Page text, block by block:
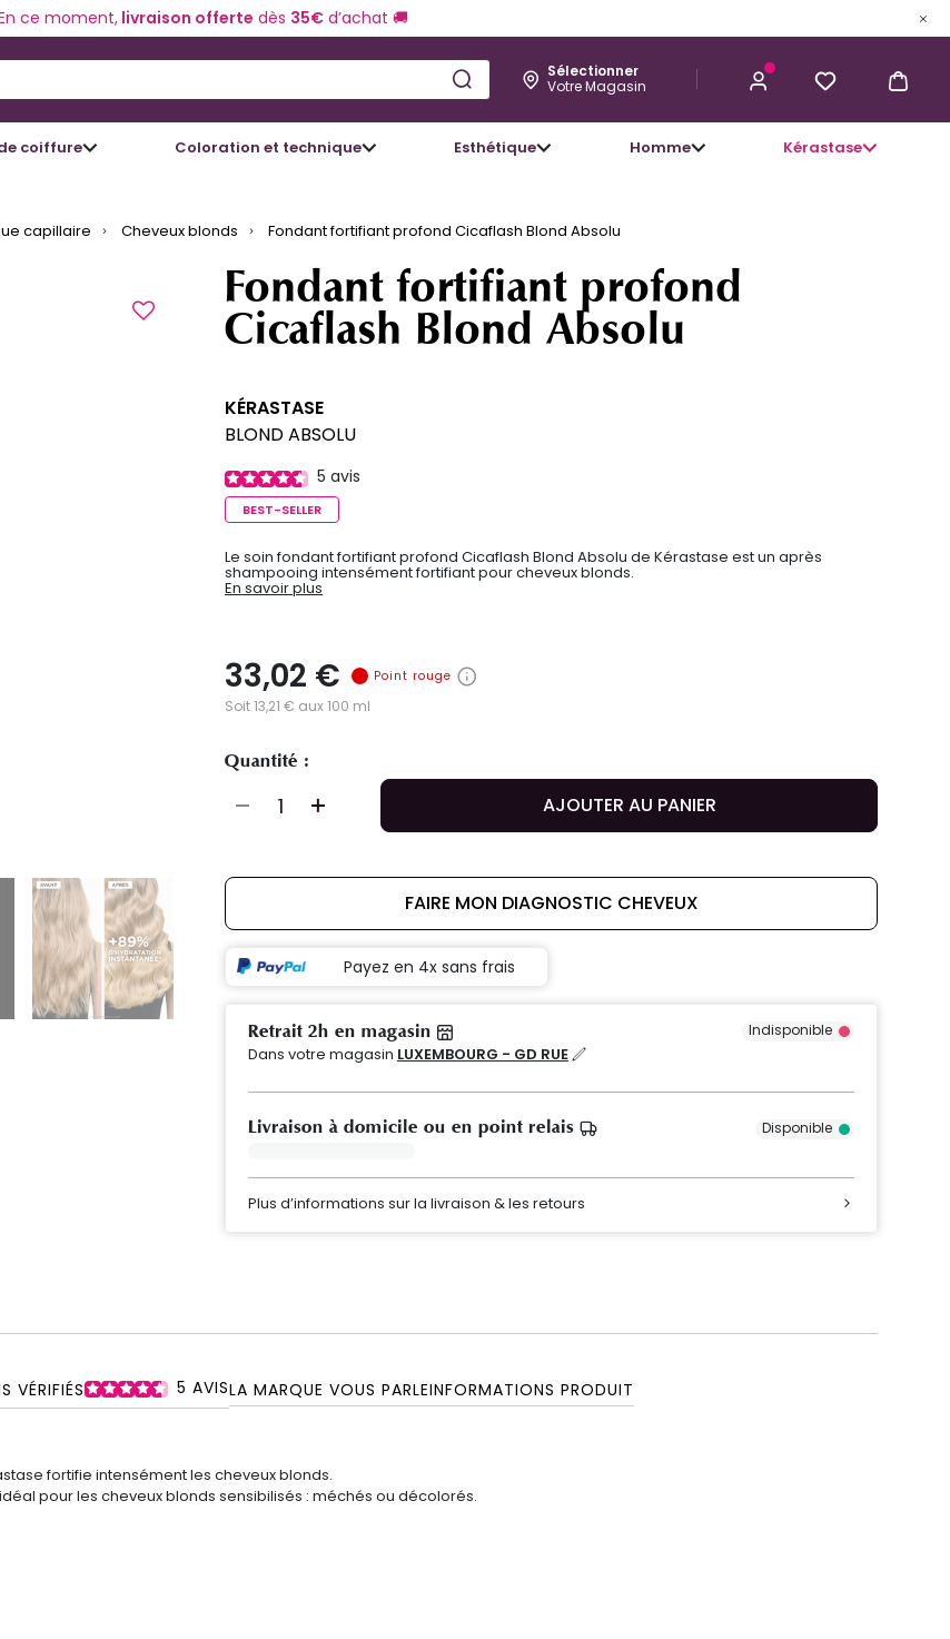
ce moment,livraison offerte dès 35€d’achat 🚚
Sélectionner
Votre Magasin
coiffure Coloration et technique Esthétique Homme Kérastase
J’ACHÈTE
capillaire Cheveux blonds Fondant fortifiant profond Cicaflash Blond Absolu
Fondant fortifiant profond
Cicaflash Blond Absolu
KÉRASTASE
BLOND ABSOLU
5 avis
BEST-SELLER
Le soin fondant fortifiant profond Cicaflash Blond Absolu de Kérastase est un après
shampooing intensément fortifiant pour cheveux blonds.
En savoir plus
33,02 € Point rouge
Soit 13,21 € aux 100 ml
Quantité :
AJOUTER AU PANIER
FAIRE MON DIAGNOSTIC CHEVEUX
Payez en 4x sans frais
Retrait 2h en magasin Indisponible
Dans votre magasin LUXEMBOURG - GD RUE
Livraison à domicile ou en point relais Disponible
Plus d’informations sur la livraison & les retours
VÉRIFIÉS 5 AVISLA MARQUE VOUS PARLEINFORMATIONS PRODUIT
fortifie intensément les cheveuxblonds.
pour les cheveux blonds sensibilisés : méchés ou décolorés.